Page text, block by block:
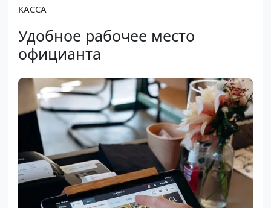
КАССА
Удобное рабочее место
официанта